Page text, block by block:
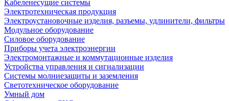
Кабеленесущие системы
Электротехническая продукция
Электроустановочные изделия, разъемы, удлинители, фильтры
Модульное оборудование
Силовое оборудование
Приборы учета электроэнергии
Электромонтажные и коммутационные изделия
Устройства управления и сигнализации
Системы молниезащиты и заземления
Светотехническое оборудование
Умный дом